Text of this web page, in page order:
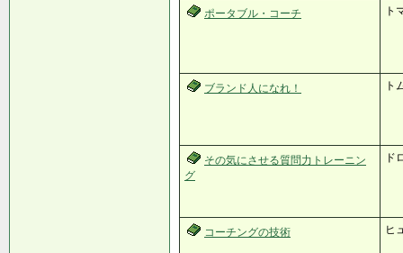
ポータブル・コーチ ト
ブランド人になれ！ ト
その気にさせる質問力トレーニン
グ
ド
コーチングの技術 ヒ